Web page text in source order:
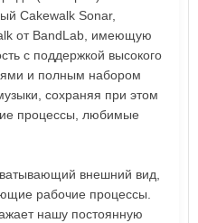
Cakewalk Sonar,
от BandLab, имеющую
с поддержкой высокого
и полным набором
сохраняя при этом
процессы, любимые
внешний вид,
рабочие процессы.
нашу постоянную